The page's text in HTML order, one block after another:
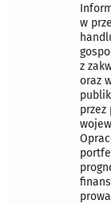
w
z
oraz
przez